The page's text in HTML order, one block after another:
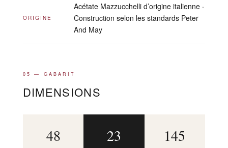
ORIGINE
Acétate Mazzucchelli d’origine italienne ·
Construction selon les standards Peter
And May
05 — GABARIT
DIMENSIONS
48 23 145